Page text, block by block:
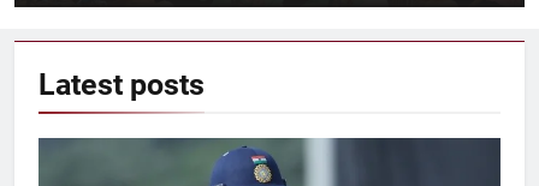
Latest posts